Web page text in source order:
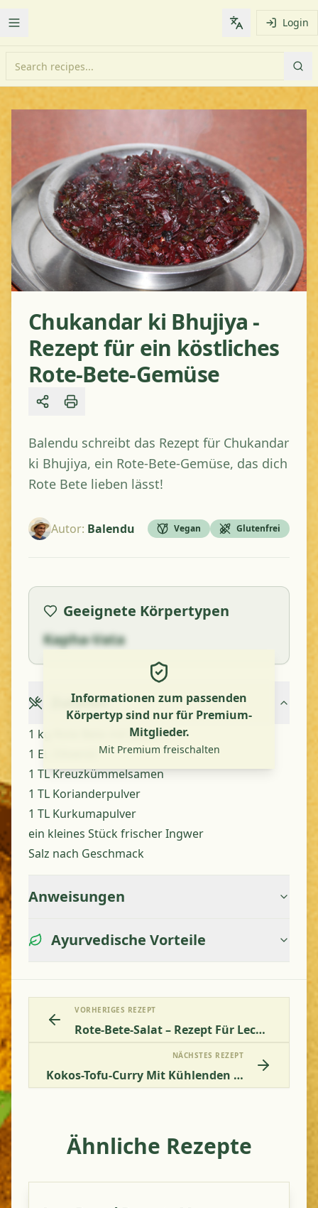
Toggle Menu Change Login
Chukandar ki Bhujiya -
Rezept für ein köstliches
Rote-Bete-Gemüse
Share
Balendu schreibt das Rezept für Chukandar
ki Bhujiya, ein Rote-Bete-Gemüse, das dich
Rote Bete lieben lässt!
Autor: Balendu Vegan Glutenfrei
Geeignete Körpertypen
Kapha-Vata
Informationen zum passenden
Körpertyp sind nur für Premium-
Mitglieder.
Mit Premium freischalten
Zutaten
1 kg Rote Bete mit Blättern
1 EL Olivenöl
1 TL Kreuzkümmelsamen
1 TL Korianderpulver
1 TL Kurkumapulver
ein kleines Stück frischer Ingwer
Salz nach Geschmack
Anweisungen
Ayurvedische Vorteile
VORHERIGES REZEPT
Rote-Bete-Salat – Rezept Für Leckeren Rote-Bete-Joghurt-Salat
NÄCHSTES REZEPT
Kokos-Tofu-Curry Mit Kühlenden Gewürzen
Ähnliche Rezepte